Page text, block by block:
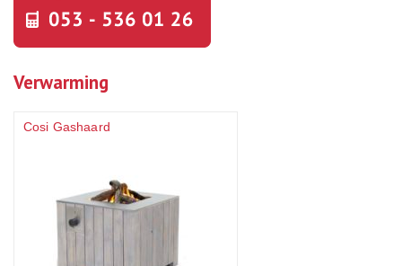
Verwarming
Cosi Gashaard